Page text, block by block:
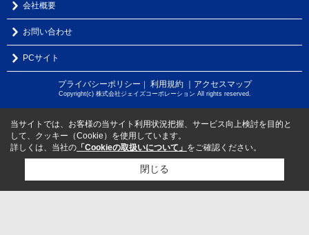
会社概要
お問い合わせ
PCサイト
プライバシーポリシー ｜ 利用規約 ｜アクセスマップ
Copyright(c) 株式会社ジェイズコーポレーション All rights reserved.
当サイトでは、お客様の当サイト利用状況把握、サービス向上検討を目的と
して、クッキー（Cookie）を使用しています。
詳しくは、当社の 「Cookieの取扱いについて」 をご確認ください。
閉じる